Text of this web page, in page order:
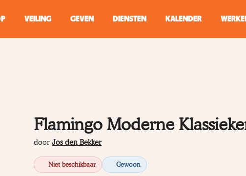
VEILING GEVEN DIENSTEN KALENDER
Flamingo Moderne
doorJos den Bekker
Niet beschikbaar Gewoon